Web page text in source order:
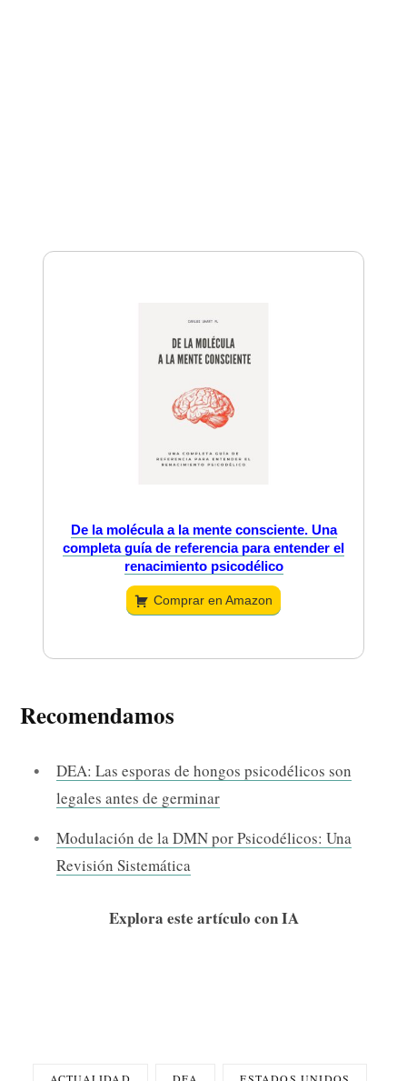
De la molécula a la mente consciente. Una
completa guía de referencia para entender el
renacimiento psicodélico
Comprar en Amazon
Recomendamos
DEA: Las esporas de hongos psicodélicos son
legales antes de germinar
Modulación de la DMN por Psicodélicos: Una
Revisión Sistemática
Explora este artículo con IA